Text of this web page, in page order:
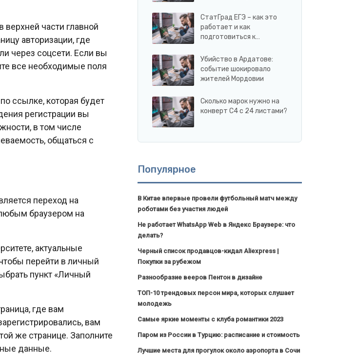
части главной
авторизации, где
через соцсети. Если вы
все необходимые поля
ссылке, которая будет
регистрации вы
в том числе
общаться с
переход на
браузером на
актуальные
перейти в личный
пункт «Личный
где вам
вам
же странице. Заполните
данные.
СтатГрад ЕГЭ – как это
работает и как
подготовиться к…
Убийство в Ардатове:
событие шокировало
жителей Мордовии
Сколько марок нужно на
конверт С4 с 24 листами?
Популярное
В Китае впервые провели футбольный матч между
роботами без участия людей
Не работает WhatsApp Web в Яндекс Браузере: что
делать?
Черный список продавцов-кидал Aliexpress |
Покупки за рубежом
Разнообразие вееров Пентон в дизайне
ТОП-10 трендовых персон мира, которых слушает
молодежь
Самые яркие моменты с клуба романтики 2023
Паром из России в Турцию: расписание и стоимость
Лучшие места для прогулок около аэропорта в Сочи